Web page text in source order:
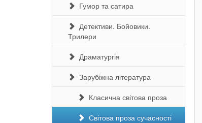
Гумор та сатира
Детективи. Бойовики.
Трилери
Драматургія
Зарубіжна література
Класична світова проза
Світова проза сучасності